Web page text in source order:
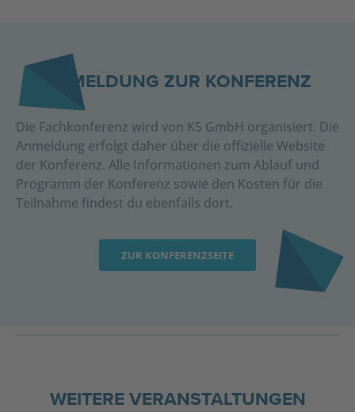
ANMELDUNG ZUR KONFERENZ
Die Fachkonferenz wird von K5 GmbH organisiert. Die
Anmeldung erfolgt daher über die offizielle Website
der Konferenz. Alle Informationen zum Ablauf und
Programm der Konferenz sowie den Kosten für die
Teilnahme findest du ebenfalls dort.
ZUR KONFERENZSEITE
WEITERE VERANSTALTUNGEN